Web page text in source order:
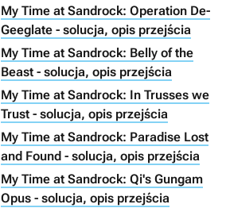
My Time at Sandrock: Operation De-
Geeglate - solucja, opis przejścia
My Time at Sandrock: Belly of the
Beast - solucja, opis przejścia
My Time at Sandrock: In Trusses we
Trust - solucja, opis przejścia
My Time at Sandrock: Paradise Lost
and Found - solucja, opis przejścia
My Time at Sandrock: Qi's Gungam
Opus - solucja, opis przejścia